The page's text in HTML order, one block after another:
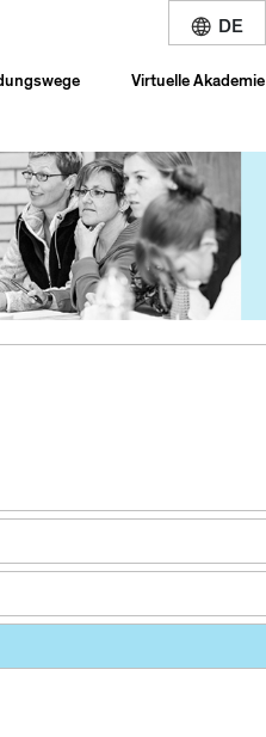
Virtuelle Akademie